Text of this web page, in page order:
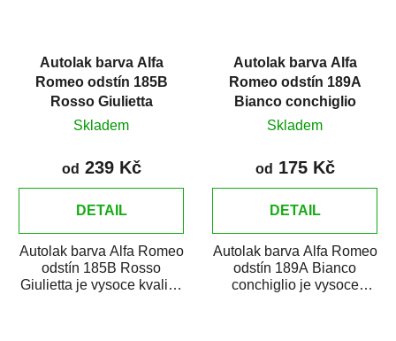
Autolak barva Alfa
Romeo odstín 185B
Rosso Giulietta
Skladem
od 239 Kč
DETAIL
Autolak barva Alfa Romeo
odstín 185B Rosso
Giulietta je vysoce kvalitní
Autolak barva Alfa
Romeo odstín 189A
Bianco conchiglio
Skladem
od 175 Kč
DETAIL
Autolak barva Alfa Romeo
odstín 189A Bianco
conchiglio je vysoce